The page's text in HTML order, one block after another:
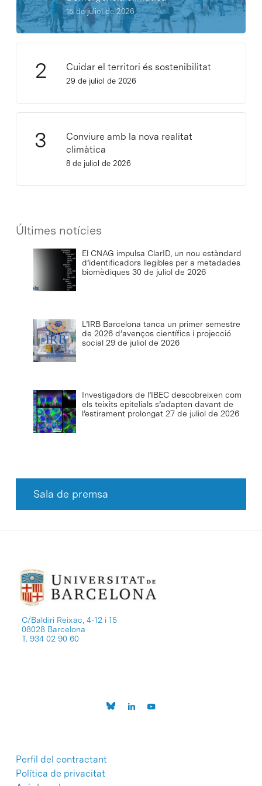
15 de juliol de 2026
Cuidar el territori és sostenibilitat
29 de juliol de 2026
Conviure amb la nova realitat
climàtica
8 de juliol de 2026
Últimes notícies
El CNAG impulsa ClarID, un nou estàndard
d’identificadors llegibles per a metadades
biomèdiques 30 de juliol de 2026
L’IRB Barcelona tanca un primer semestre
de 2026 d’avenços científics i projecció
social 29 de juliol de 2026
Investigadors de l’IBEC descobreixen com
els teixits epitelials s’adapten davant de
l’estirament prolongat 27 de juliol de 2026
Sala de premsa
C/Baldiri Reixac, 4-12 i 15
08028 Barcelona
T. 934 02 90 60
Perfil del contractant
Política de privacitat